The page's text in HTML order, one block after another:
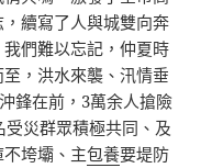
續寫了人與城雙向奔
們難以忘記，仲夏時
至，洪水來襲、汛情垂
鋒在前，3萬余人搶險
災群眾積極共同、及
垮壩、主包養要堤防